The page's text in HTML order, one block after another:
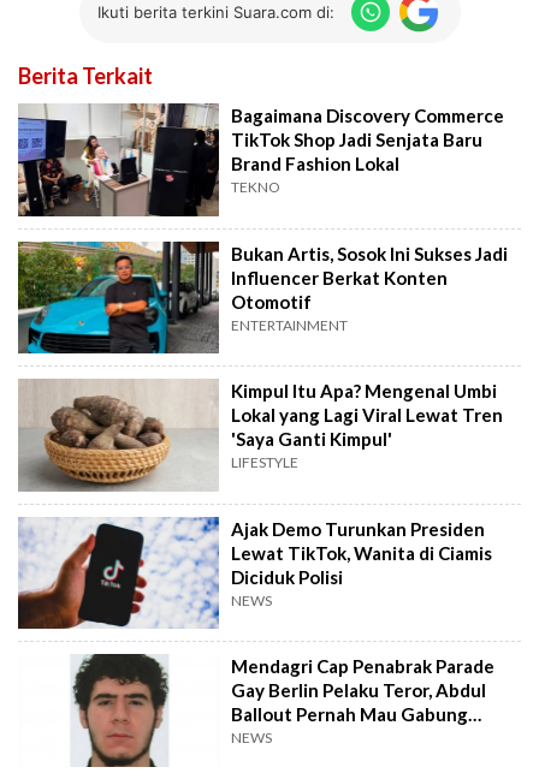
Ikuti berita terkini Suara.com di:
Berita Terkait
Bagaimana Discovery Commerce
TikTok Shop Jadi Senjata Baru
Brand Fashion Lokal
TEKNO
Bukan Artis, Sosok Ini Sukses Jadi
Influencer Berkat Konten
Otomotif
ENTERTAINMENT
Kimpul Itu Apa? Mengenal Umbi
Lokal yang Lagi Viral Lewat Tren
'Saya Ganti Kimpul'
LIFESTYLE
Ajak Demo Turunkan Presiden
Lewat TikTok, Wanita di Ciamis
Diciduk Polisi
NEWS
Mendagri Cap Penabrak Parade
Gay Berlin Pelaku Teror, Abdul
Ballout Pernah Mau Gabung
dengan ISIS
NEWS